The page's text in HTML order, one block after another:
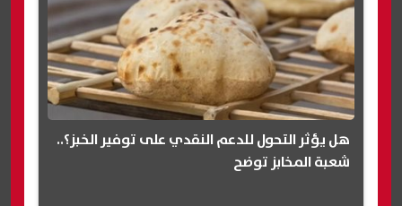
هل يؤثر التحول للدعم النقدي على توفير الخبز؟..
شعبة المخابز توضح